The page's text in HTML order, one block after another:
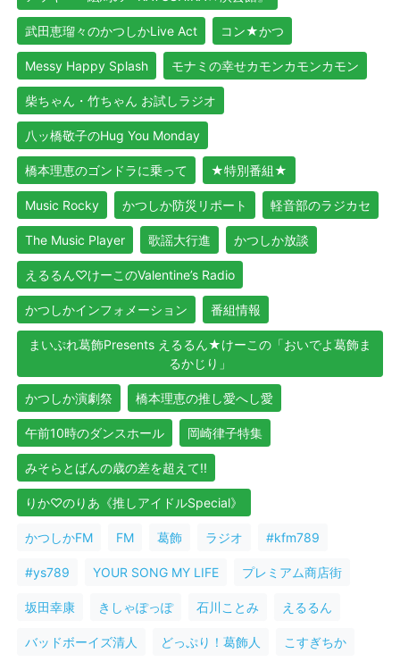
武田恵瑠々のかつしかLive Act コン★かつ
Messy Happy Splash モナミの幸せカモンカモンカモン
柴ちゃん・竹ちゃん お試しラジオ
八ッ橋敬子のHug You Monday
橋本理恵のゴンドラに乗って ★特別番組★
Music Rocky かつしか防災リポート 軽音部のラジカセ
The Music Player 歌謡大行進 かつしか放談
えるるん♡けーこのValentine’s Radio
かつしかインフォメーション 番組情報
まいぷれ葛飾Presents えるるん★けーこの「おいでよ葛飾ま
るかじり」
かつしか演劇祭 橋本理恵の推し愛へし愛
午前10時のダンスホール 岡崎律子特集
みそらとばんの歳の差を超えて!!
りか♡のりあ《推しアイドルSpecial》
かつしかFM FM 葛飾 ラジオ #kfm789
#ys789 YOUR SONG MY LIFE プレミアム商店街
坂田幸康 きしゃぽっぽ 石川ことみ えるるん
バッドボーイズ清人 どっぷり！葛飾人 こすぎちか